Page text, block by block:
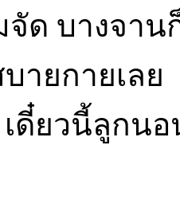
จัด บางจา
ายกายเลย
ดี๋ยวนี้ลูกน